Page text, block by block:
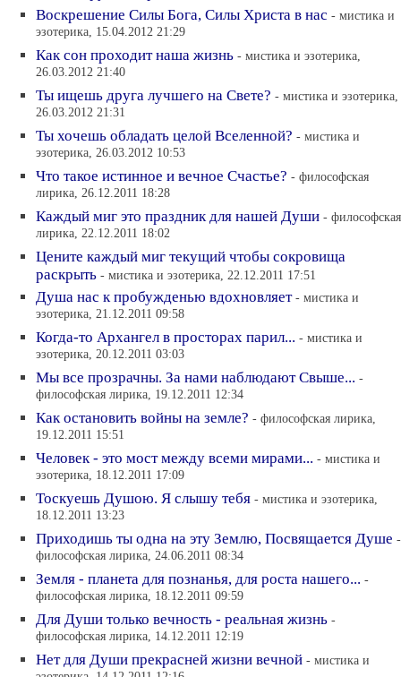
Воскрешение Силы Бога, Силы Христа в нас - мистика и
эзотерика, 15.04.2012 21:29
Как сон проходит наша жизнь - мистика и эзотерика,
26.03.2012 21:40
Ты ищешь друга лучшего на Свете? - мистика и эзотерика,
26.03.2012 21:31
Ты хочешь обладать целой Вселенной? - мистика и
эзотерика, 26.03.2012 10:53
Что такое истинное и вечное Счастье? - философская
лирика, 26.12.2011 18:28
Каждый миг это праздник для нашей Души - философская
лирика, 22.12.2011 18:02
Цените каждый миг текущий чтобы сокровища
раскрыть - мистика и эзотерика, 22.12.2011 17:51
Душа нас к пробужденью вдохновляет - мистика и
эзотерика, 21.12.2011 09:58
Когда-то Архангел в просторах парил... - мистика и
эзотерика, 20.12.2011 03:03
Мы все прозрачны. За нами наблюдают Свыше... -
философская лирика, 19.12.2011 12:34
Как остановить войны на земле? - философская лирика,
19.12.2011 15:51
Человек - это мост между всеми мирами... - мистика и
эзотерика, 18.12.2011 17:09
Тоскуешь Душою. Я слышу тебя - мистика и эзотерика,
18.12.2011 13:23
Приходишь ты одна на эту Землю, Посвящается Душе -
философская лирика, 24.06.2011 08:34
Земля - планета для познанья, для роста нашего... -
философская лирика, 18.12.2011 09:59
Для Души только вечность - реальная жизнь -
философская лирика, 14.12.2011 12:19
Нет для Души прекрасней жизни вечной - мистика и